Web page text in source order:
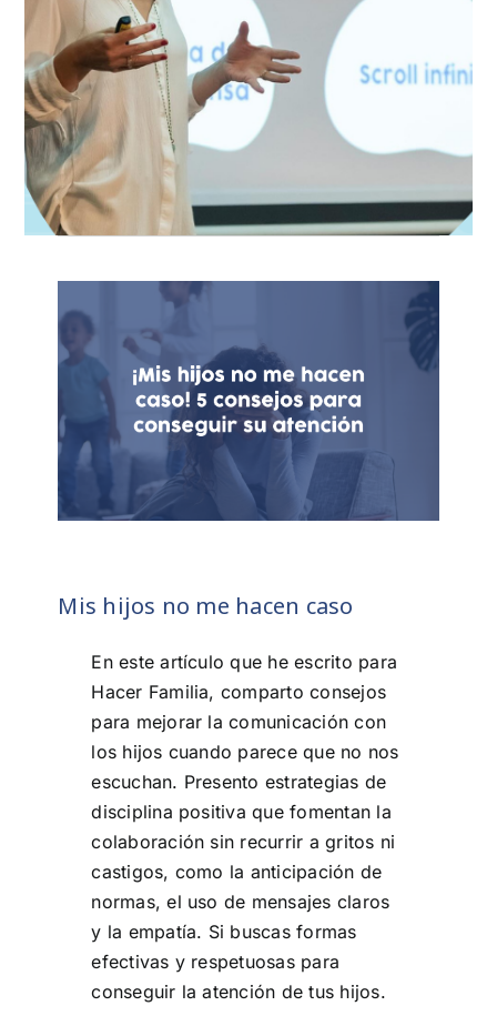
Mis hijos no me hacen caso
En este artículo que he escrito para
Hacer Familia, comparto consejos
para mejorar la comunicación con
los hijos cuando parece que no nos
escuchan. Presento estrategias de
disciplina positiva que fomentan la
colaboración sin recurrir a gritos ni
castigos, como la anticipación de
normas, el uso de mensajes claros
y la empatía. Si buscas formas
efectivas y respetuosas para
conseguir la atención de tus hijos.